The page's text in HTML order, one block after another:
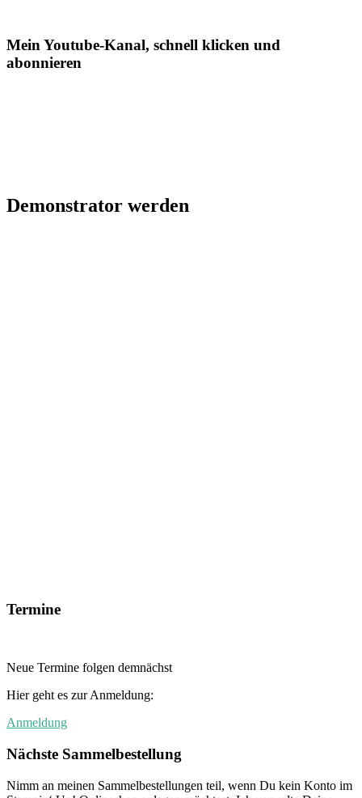
Mein Youtube-Kanal, schnell klicken und
abonnieren
Demonstrator werden
Termine
Neue Termine folgen demnächst
Hier geht es zur Anmeldung:
Anmeldung
Nächste Sammelbestellung
Nimm an meinen Sammelbestellungen teil, wenn Du kein Konto im